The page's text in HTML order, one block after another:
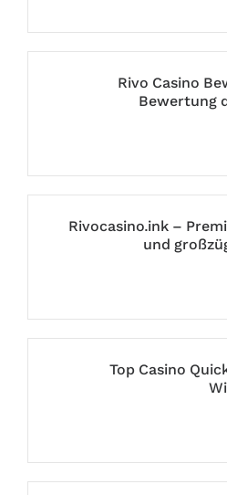
Rivo Casino
Bewertung
Rivocasino.ink –
und
Top Casino